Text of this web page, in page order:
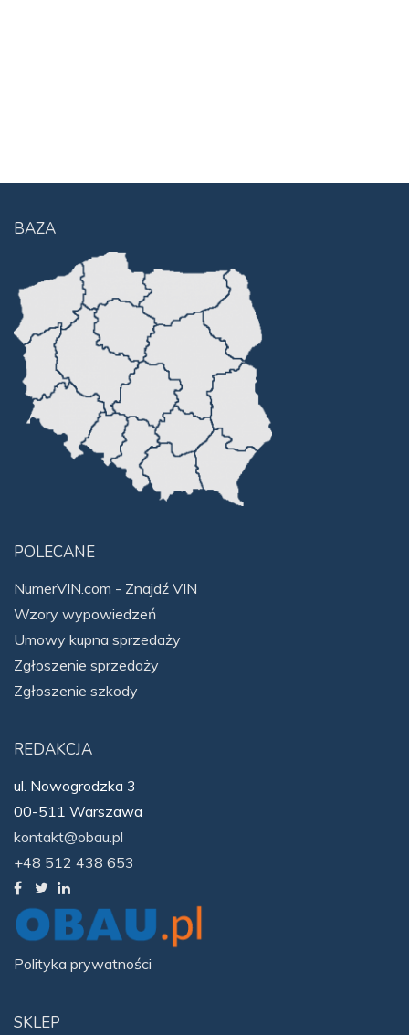
SKLEP
BAZA
POLECANE
NumerVIN.com - Znajdź VIN
Wzory wypowiedzeń
Umowy kupna sprzedaży
Zgłoszenie sprzedaży
Zgłoszenie szkody
REDAKCJA
ul. Nowogrodzka 3
00-511 Warszawa
kontakt@obau.pl
+48 512 438 653
Polityka prywatności